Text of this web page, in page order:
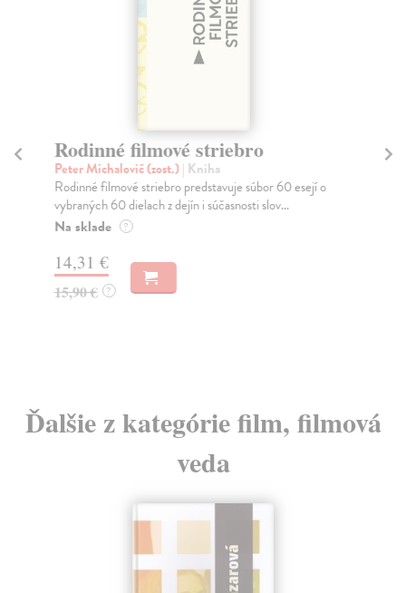
Rodinné filmové striebro
Peter Michalovič (zost.)| Kniha
Rodinné filmové striebro predstavuje súbor 60 esejí o
vybraných 60 dielach z dejín i súčasnosti slov...
Na sklade ?
14,31 €
15,90 € ?
Ďalšie z kategórie film, filmová
veda